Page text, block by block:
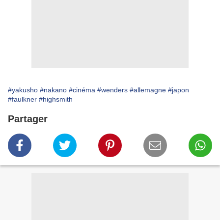
#yakusho #nakano #cinéma #wenders #allemagne #japon
#faulkner #highsmith
Partager